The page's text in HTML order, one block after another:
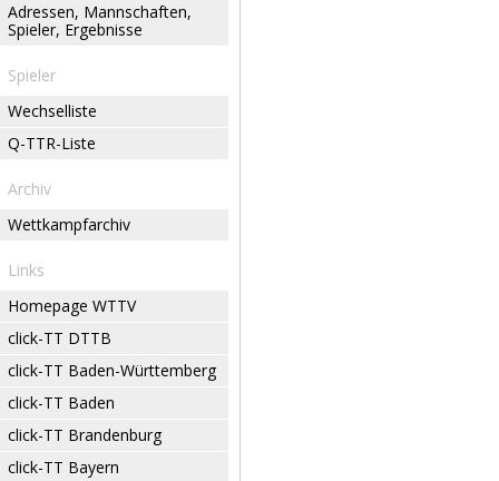
Adressen, Mannschaften,
Spieler, Ergebnisse
Spieler
Wechselliste
Q-TTR-Liste
Archiv
Wettkampfarchiv
Links
Homepage WTTV
click-TT DTTB
click-TT Baden-Württemberg
click-TT Baden
click-TT Brandenburg
click-TT Bayern